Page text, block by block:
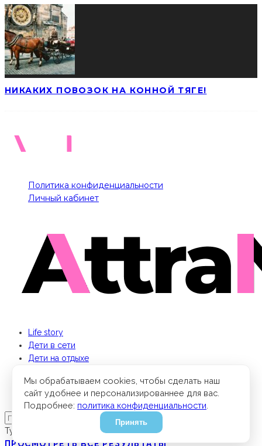
НИКАКИХ ПОВОЗОК НА КОННОЙ ТЯГЕ!
Политика конфиденциальности
Личный кабинет
Life story
Дети в сети
Дети на отдыхе
Кино и книги
Парки мира
Type to search or hit ESC to close
ПРОСМОТРЕТЬ ВСЕ РЕЗУЛЬТАТЫ
Мы обрабатываем cookies, чтобы сделать наш
сайт удобнее и персонализированнее для вас.
Подробнее: политика конфиденциальности
Принять